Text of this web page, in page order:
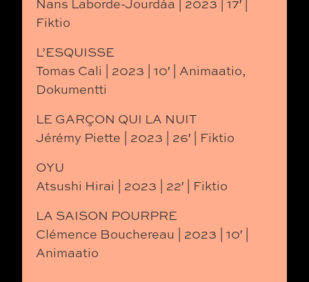
Nans Laborde-Jourdáa | 2023 | 17′ |
Fiktio
L’ESQUISSE
Tomas Cali | 2023 | 10′ | Animaatio,
Dokumentti
LE GARÇON QUI LA NUIT
Jérémy Piette | 2023 | 26′ | Fiktio
OYU
Atsushi Hirai | 2023 | 22′ | Fiktio
LA SAISON POURPRE
Clémence Bouchereau | 2023 | 10′ |
Animaatio